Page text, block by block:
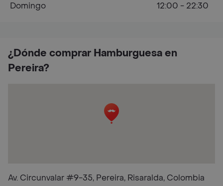
¿Dónde comprar Hamburguesa en
Pereira?
Av. Circunvalar #9-35, Pereira, Risaralda, Colombia
Domingo
12:00 - 22:30